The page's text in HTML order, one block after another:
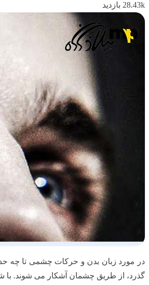
28.43k بازدید
در مورد زبان بدن و حرکات چشمی تا چه حد
گذرد، از طریق چشمان آشکار می شوند. با